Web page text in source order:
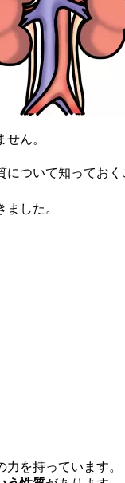
ん。
ついて知っておく
した。
力を持っています。